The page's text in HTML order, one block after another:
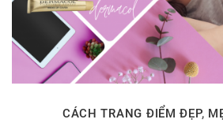
CÁCH TRANG ĐIỂM ĐẸP,